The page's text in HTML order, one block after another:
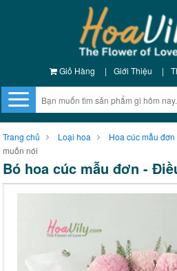
Giỏ Hàng | Giới Thiệu |
Trang chủ Loại hoa Hoa cúc mẫu đơn
muốn nói
Bó hoa cúc mẫu đơn -